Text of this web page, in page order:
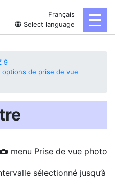
Français
Select language
9
de prise de vue
menu Prise de vue photo
sélectionné jusqu’à